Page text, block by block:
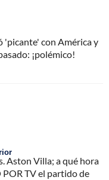
'picante' con América y
¡polémico!
Aston Villa; a qué hora
TV el partido de